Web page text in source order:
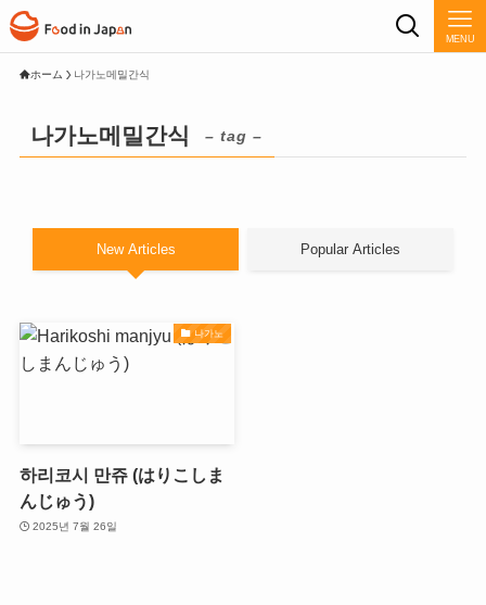
MENU
ホーム 나가노메밀간식
나가노메밀간식 – tag –
New Articles Popular Articles
나가노
하리코시 만쥬 (はりこしま
んじゅう)
2025년 7월 26일